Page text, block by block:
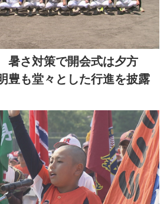
さ対策で開会式は夕方
も堂々とした行進を披露